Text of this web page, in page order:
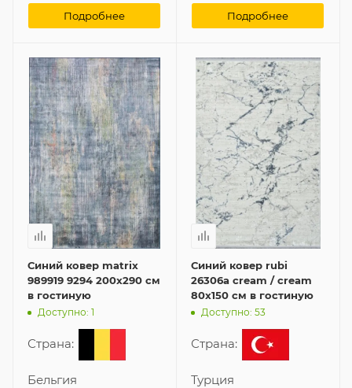
Подробнее Подробнее
Синий ковер matrix
989919 9294 200x290 см
в гостиную
Доступно: 1
Страна:
Бельгия
Синий ковер rubi
26306a cream / cream
80x150 см в гостиную
Доступно: 53
Страна:
Турция